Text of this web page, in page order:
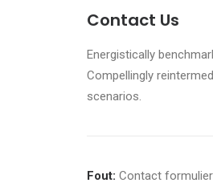
Contact Us
Energistically
Compellingly
scenarios.
Fout: Contact